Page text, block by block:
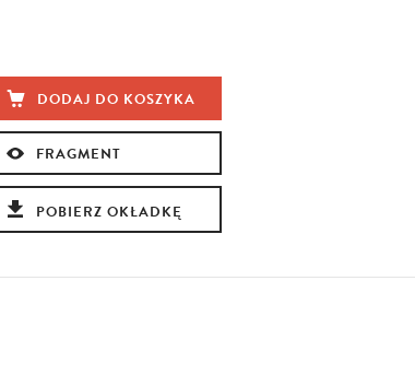
DODAJ DO KOSZYKA
FRAGMENT
POBIERZ OKŁADKĘ